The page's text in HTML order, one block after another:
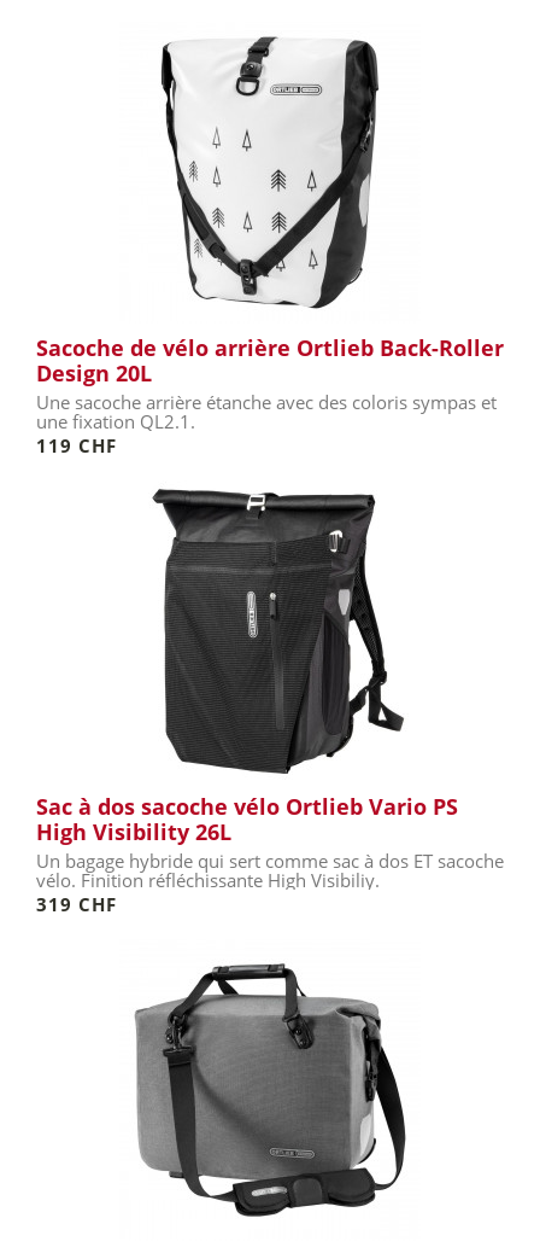
Sacoche de vélo arrière Ortlieb Back-Roller
Design 20L
Une sacoche arrière étanche avec des coloris sympas et
une fixation QL2.1.
119 CHF
Sac à dos sacoche vélo Ortlieb Vario PS
High Visibility 26L
Un bagage hybride qui sert comme sac à dos ET sacoche
vélo. Finition réfléchissante High Visibiliy.
319 CHF